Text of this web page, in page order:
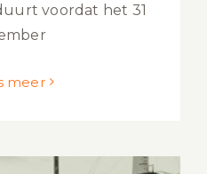
voordat het 31
meer